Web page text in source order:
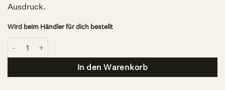
Ausdruck.
Wird beim Händler für dich bestellt
In den Warenkorb